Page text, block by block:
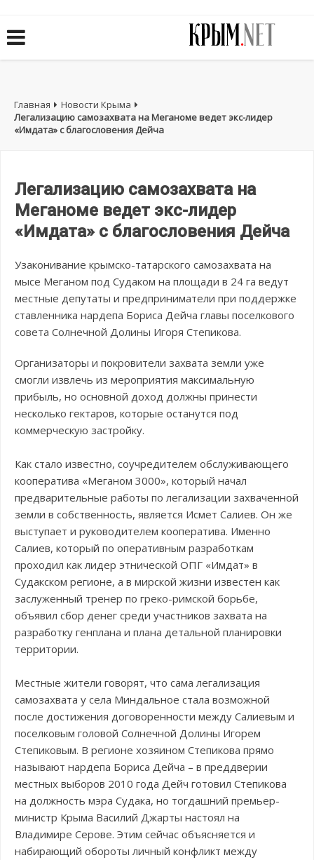
Главная
Новости Крыма
Легализацию самозахвата на Меганоме ведет экс-лидер
«Имдата» с благословения Дейча
Легализацию самозахвата на
Меганоме ведет экс-лидер
«Имдата» с благословения Дейча
Узаконивание крымско-татарского самозахвата на
мысе Меганом под Судаком на площади в 24 га ведут
местные депутаты и предприниматели при поддержке
ставленника нардепа Бориса Дейча главы поселкового
совета Солнечной Долины Игоря Степикова.
Организаторы и покровители захвата земли уже
смогли извлечь из мероприятия максимальную
прибыль, но основной доход должны принести
несколько гектаров, которые останутся под
коммерческую застройку.
Как стало известно, соучредителем обслуживающего
кооператива «Меганом 3000», который начал
предварительные работы по легализации захваченной
земли в собственность, является Исмет Салиев. Он же
выступает и руководителем кооператива. Именно
Салиев, который по оперативным разработкам
проходил как лидер этнической ОПГ «Имдат» в
Судакском регионе, а в мирской жизни известен как
заслуженный тренер по греко-римской борьбе,
объявил сбор денег среди участников захвата на
разработку генплана и плана детальной планировки
территории.
Местные жители говорят, что сама легализация
самозахвата у села Миндальное стала возможной
после достижения договоренности между Салиевым и
поселковым головой Солнечной Долины Игорем
Степиковым. В регионе хозяином Степикова прямо
называют нардепа Бориса Дейча – в преддверии
местных выборов 2010 года Дейч готовил Степикова
на должность мэра Судака, но тогдашний премьер-
министр Крыма Василий Джарты настоял на
Владимире Серове. Этим сейчас объясняется и
набирающий обороты личный конфликт между